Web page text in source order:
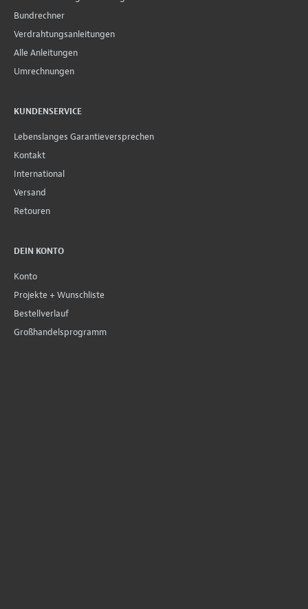
Bundrechner
Verdrahtungsanleitungen
Alle Anleitungen
Umrechnungen
KUNDENSERVICE
Lebenslanges Garantieversprechen
Kontakt
International
Versand
Retouren
DEIN KONTO
Konto
Projekte + Wunschliste
Bestellverlauf
Großhandelsprogramm